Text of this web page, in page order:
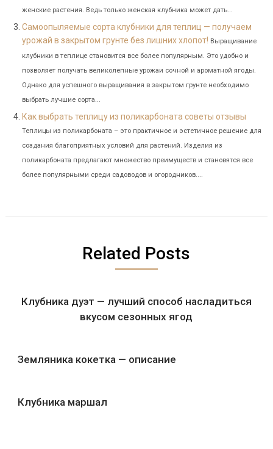
женские растения. Ведь только женская клубника может дать...
Самоопыляемые сорта клубники для теплиц — получаем
урожай в закрытом грунте без лишних хлопот! Выращивание
клубники в теплице становится все более популярным. Это удобно и
позволяет получать великолепные урожаи сочной и ароматной ягоды.
Однако для успешного выращивания в закрытом грунте необходимо
выбрать лучшие сорта...
Как выбрать теплицу из поликарбоната советы отзывы
Теплицы из поликарбоната – это практичное и эстетичное решение для
создания благоприятных условий для растений. Изделия из
поликарбоната предлагают множество преимуществ и становятся все
более популярными среди садоводов и огородников....
Related Posts
Клубника дуэт — лучший способ насладиться
вкусом сезонных ягод
Земляника кокетка — описание
Клубника маршал